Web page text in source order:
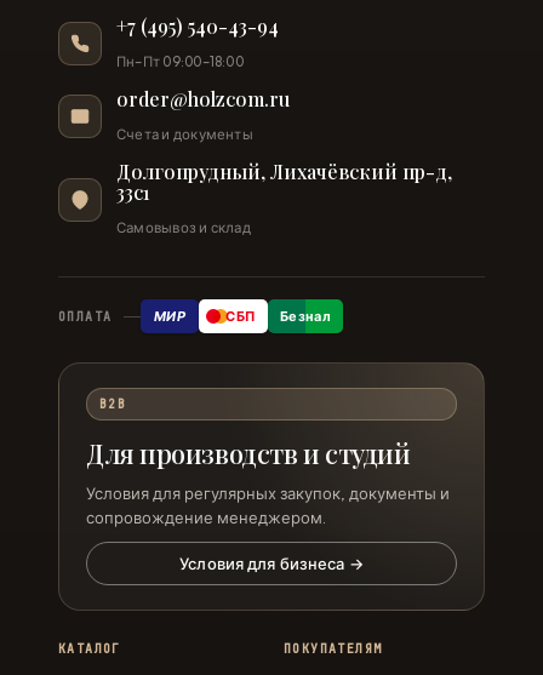
+7 (495) 540-43-94
Пн–Пт 09:00–18:00
order@holzcom.ru
Счета и документы
Долгопрудный, Лихачёвский пр-д,
33с1
Самовывоз и склад
ОПЛАТА МИР СБП Безнал
B2B
Для производств и студий
Условия для регулярных закупок, документы и
сопровождение менеджером.
Условия для бизнеса →
КАТАЛОГ ПОКУПАТЕЛЯМ